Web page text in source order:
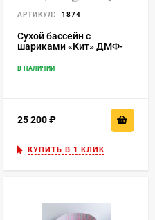
АРТИКУЛ: 1874
Сухой бассейн с
шариками «Кит» ДМФ-
В НАЛИЧИИ
25 200
КУПИТЬ В 1 КЛИК